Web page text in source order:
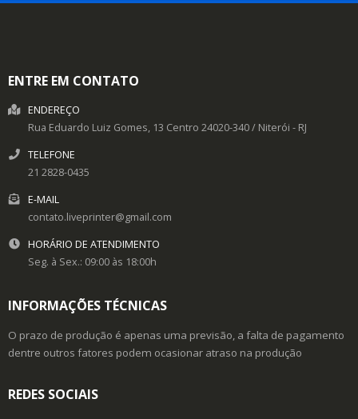
ENTRE EM CONTATO
ENDEREÇO
Rua Eduardo Luiz Gomes, 13 Centro 24020-340/ Niterói - RJ
TELEFONE
21 2828-0435
E-MAIL
contato.liveprinter@gmail.com
HORÁRIO DE ATENDIMENTO
Seg. à Sex.: 09:00 às 18:00h
INFORMAÇÕES TÉCNICAS
O prazo de produção é apenas uma previsão, a falta de pagamento
dentre outros fatores podem ocasionar atraso na produção
REDES SOCIAIS